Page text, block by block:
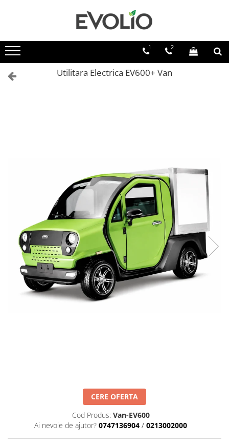
1 2
Utilitara Electrica EV600+ Van
CERE OFERTA
Cod Produs: Van-EV600
Ai nevoie de ajutor? 0747136904 / 0213002000